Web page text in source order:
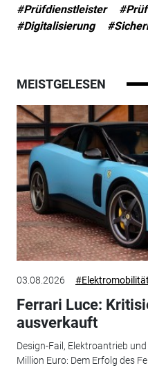
#Prüfdienstleister
#Digitalisierung
MEISTGELESEN
03.08.2026 #Elektromobilität
Ferrari Luce:
ausverkauft
Design-Fail, Elektroantrieb
Million Euro: Dem Erfolg des